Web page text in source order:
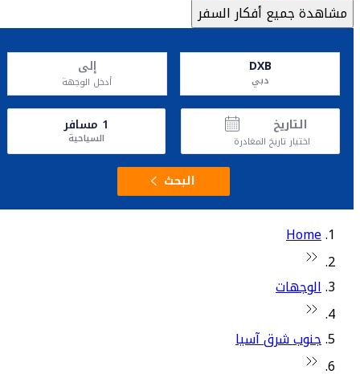
مشاهدة جميع أفكار السفر
DXB
دبي
إلى
أدخل الوجهة
التاريخ
اختيار تاريخ المغادرة
1 مسافر
السياحية
البحث
Home
الوجهات
جنوب شرق آسيا